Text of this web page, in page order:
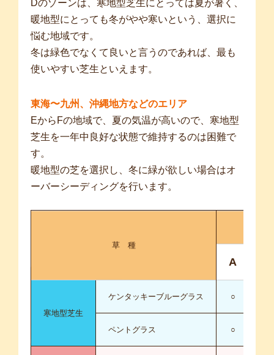
Dのゾーンは、寒地型芝生にとっては夏が暑く、
暖地型にとっても冬がやや寒いという、選択に
悩む地域です。
冬は緑色でなくて良いと言うのであれば、最も
使いやすい芝生といえます。
東海〜九州、沖縄地方などのエリア
EからFの地域で、夏の気温が高いので、寒地型
芝生を一年中良好な状態で維持するのは困難で
す。
暖地型の芝を選択し、冬に緑が欲しい場合はオ
ーバーシーディングを行います。
草 種
A
寒地型芝生
ケンタッキーブルーグラス ○
ペントグラス ○